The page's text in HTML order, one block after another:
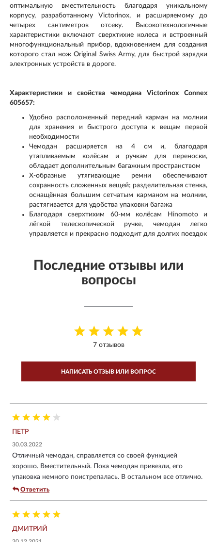
оптимальную вместительность благодаря уникальному
корпусу, разработанному Victorinox, и расширяемому до
четырех сантиметров отсеку. Высокотехнологичные
характеристики включают сверхтихие колеса и встроенный
многофункциональный прибор, вдохновением для создания
которого стал нож Original Swiss Army, для быстрой зарядки
электронных устройств в дороге.
Характеристики и свойства чемодана Victorinox Connex
605657:
Удобно расположенный передний карман на молнии
для хранения и быстрого доступа к вещам первой
необходимости
Чемодан расширяется на 4 см и, благодаря
утапливаемым колёсам и ручкам для переноски,
обладает дополнительным багажным пространством
X-образные утягивающие ремни обеспечивают
сохранность сложенных вещей; разделительная стенка,
оснащённая большим сетчатым карманом на молнии,
растягивается для удобства упаковки багажа
Благодаря сверхтихим 60-мм колёсам Hinomoto и
лёгкой телескопической ручке, чемодан легко
управляется и прекрасно подходит для долгих поездок
Последние отзывы или
вопросы
7 отзывов
НАПИСАТЬ ОТЗЫВ ИЛИ ВОПРОС
ПЕТР
30.03.2022
Отличный чемодан, справляется со своей функцией
хорошо. Вместительный. Пока чемодан привезли, его
упаковка немного поистрепалась. В остальном все отлично.
Ответить
ДМИТРИЙ